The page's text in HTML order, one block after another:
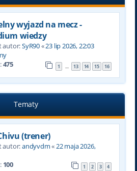
wyjazd na mecz -
wiedzy
autor:SyR90«23 lip 2026, 22:03
475 1 … 13 14 15 16
Tematy
(trener)
autor:andyvdm«22 maja 2026,
100 1 2 3 4